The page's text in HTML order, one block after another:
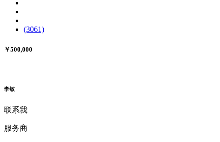
(3061)
￥500,000
李敏
联系我
服务商